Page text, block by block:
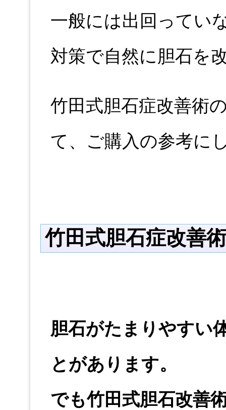
一般には出回ってい
対策で自然に胆石を
竹田式胆石症改善術
て、ご購入の参考に
竹田式胆石症改善
胆石がたまりやすい
とがあります。
でも竹田式胆石改善